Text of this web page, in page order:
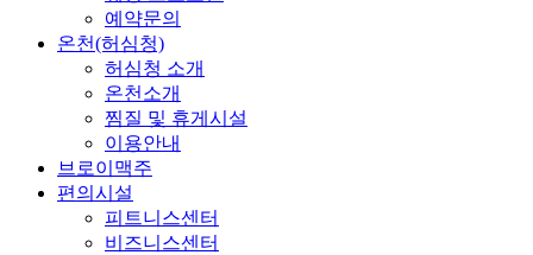
예약문의
온천(허심청)
허심청 소개
온천소개
찜질 및 휴게시설
이용안내
브로이맥주
편의시설
피트니스센터
비즈니스센터